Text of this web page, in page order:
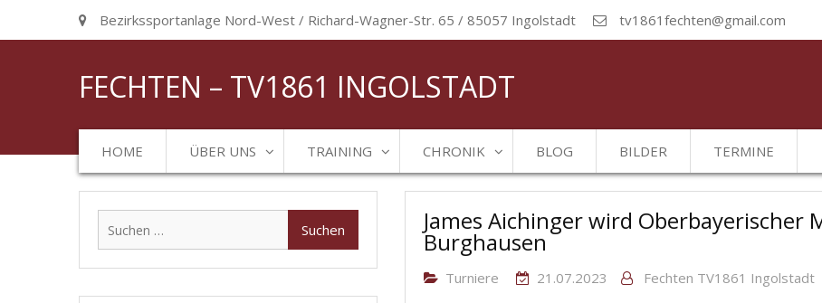
Bezirkssportanlage Nord-West / Richard-Wagner-Str. 65 / 85057 Ingolstadt tv1861fechten@gmail.com
FECHTEN – TV1861 INGOLSTADT
HOME ÜBER UNS TRAINING CHRONIK BLOG BILDER TERMINE
James Aichinger wird Oberbayerischer
Burghausen
Turniere 21.07.2023
Fechten TV1861 Ingolstadt